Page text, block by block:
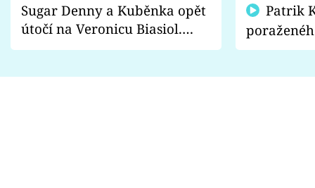
Sugar Denny a Kuběnka opět
útočí na Veronicu Biasiol.
Proč je podle nich falešná a
fanoušci